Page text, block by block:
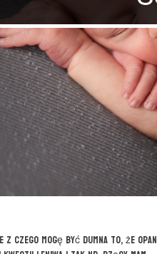
czego mogę być dumna to, że